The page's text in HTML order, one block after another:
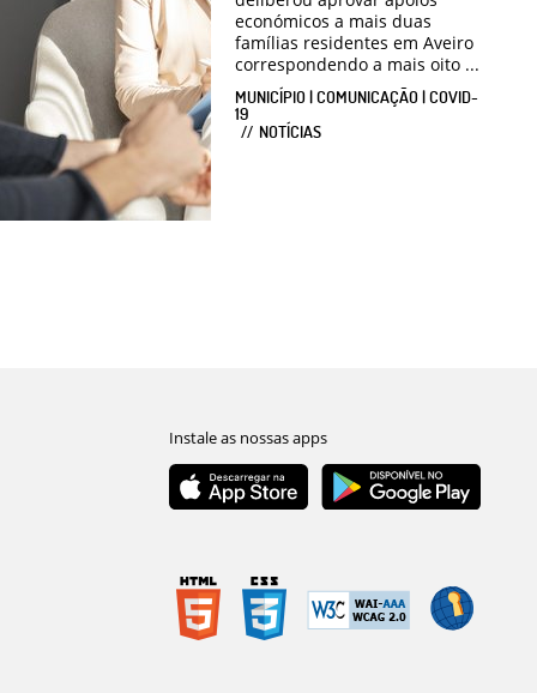
económicos a mais duas
famílias residentes em Aveiro
correspondendo a mais oito ...
MUNICÍPIO | COMUNICAÇÃO | COVID-
19
NOTÍCIAS